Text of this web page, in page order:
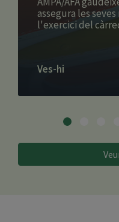
assegura les
l'exercici del
Ves-hi